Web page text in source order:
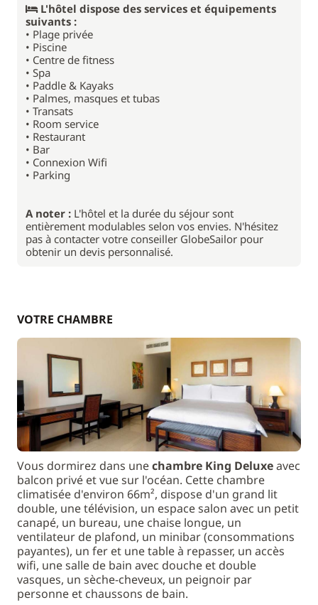
L'hôtel dispose des services et équipements
suivants :
• Plage privée
• Piscine
• Centre de fitness
• Spa
• Paddle & Kayaks
• Palmes, masques et tubas
• Transats
• Room service
• Restaurant
• Bar
• Connexion Wifi
• Parking
A noter : L'hôtel et la durée du séjour sont
entièrement modulables selon vos envies. N'hésitez
pas à contacter votre conseiller GlobeSailor pour
obtenir un devis personnalisé.
VOTRE CHAMBRE
Vous dormirez dans unechambre King Deluxeavec
balcon privé et vue sur l'océan. Cette chambre
climatisée d'environ 66m², dispose d'un grand lit
double, une télévision, un espace salon avec un petit
canapé, un bureau, une chaise longue, un
ventilateur de plafond, un minibar (consommations
payantes), un fer et une table à repasser, un accès
wifi, une salle de bain avec douche et double
vasques, un sèche-cheveux, un peignoir par
personne et chaussons de bain.